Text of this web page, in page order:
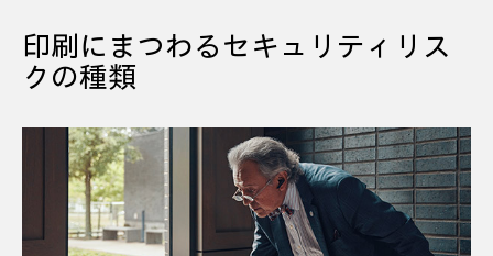
印刷にまつわるセキュリティリス
クの種類